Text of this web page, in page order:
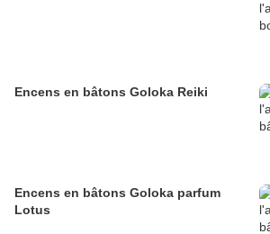
Encens en bâtons Goloka Reiki
Encens en bâtons Goloka parfum
Lotus